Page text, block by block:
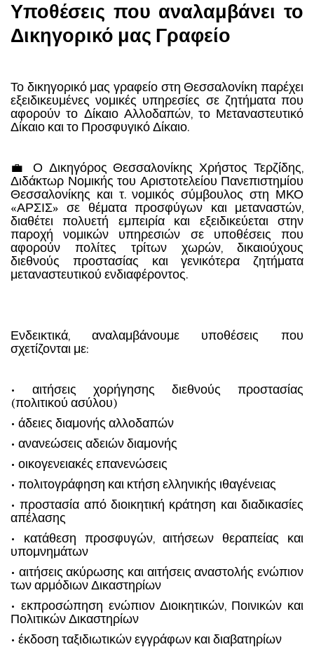
Υποθέσεις που αναλαμβάνει το
Δικηγορικό μας Γραφείο
Το δικηγορικό μας γραφείο στη Θεσσαλονίκη παρέχει
εξειδικευμένες νομικές υπηρεσίες σε ζητήματα που
αφορούν το Δίκαιο Αλλοδαπών, το Μεταναστευτικό
Δίκαιο και το Προσφυγικό Δίκαιο.
💼 Ο Δικηγόρος Θεσσαλονίκης Χρήστος Τερζίδης,
Διδάκτωρ Νομικής του Αριστοτελείου Πανεπιστημίου
Θεσσαλονίκης και τ. νομικός σύμβουλος στη ΜΚΟ
«ΑΡΣΙΣ» σε θέματα προσφύγων και μεταναστών,
διαθέτει πολυετή εμπειρία και εξειδικεύεται στην
παροχή νομικών υπηρεσιών σε υποθέσεις που
αφορούν πολίτες τρίτων χωρών, δικαιούχους
διεθνούς προστασίας και γενικότερα ζητήματα
μεταναστευτικού ενδιαφέροντος.
Ενδεικτικά, αναλαμβάνουμε υποθέσεις που
σχετίζονται με:
• αιτήσεις χορήγησης διεθνούς προστασίας
(πολιτικού ασύλου)
• άδειες διαμονής αλλοδαπών
• ανανεώσεις αδειών διαμονής
• οικογενειακές επανενώσεις
• πολιτογράφηση και κτήση ελληνικής ιθαγένειας
• προστασία από διοικητική κράτηση και διαδικασίες
απέλασης
• κατάθεση προσφυγών, αιτήσεων θεραπείας και
υπομνημάτων
• αιτήσεις ακύρωσης και αιτήσεις αναστολής ενώπιον
των αρμόδιων Δικαστηρίων
• εκπροσώπηση ενώπιον Διοικητικών, Ποινικών και
Πολιτικών Δικαστηρίων
• έκδοση ταξιδιωτικών εγγράφων και διαβατηρίων